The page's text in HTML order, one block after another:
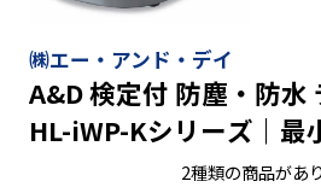
㈱エー・アンド・デイ
A&D 検定付 防塵・防水
HL-iWP-Kシリーズ｜最
ょう量1000g～2000g
2種類の商品があ